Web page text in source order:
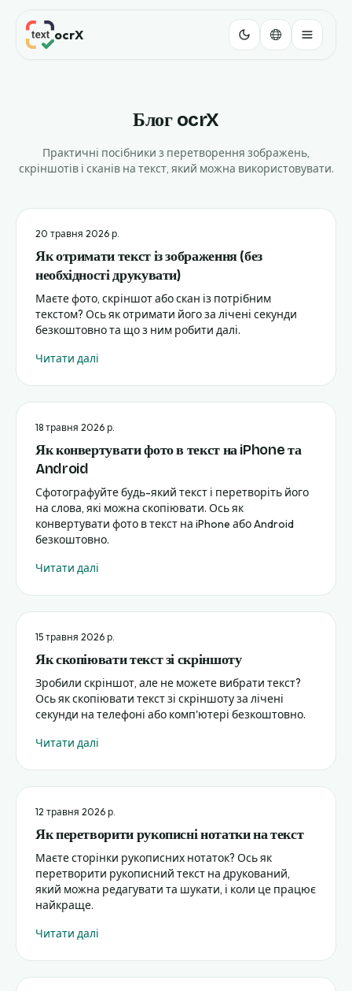
ocrX
Блог ocrX
Практичні посібники з перетворення зображень,
скріншотів і сканів на текст, який можна використовувати.
20 травня 2026 р.
Як отримати текст із зображення (без
необхідності друкувати)
Маєте фото, скріншот або скан із потрібним
текстом? Ось як отримати його за лічені секунди
безкоштовно та що з ним робити далі.
Читати далі
18 травня 2026 р.
Як конвертувати фото в текст на iPhone та
Android
Сфотографуйте будь-який текст і перетворіть його
на слова, які можна скопіювати. Ось як
конвертувати фото в текст на iPhone або Android
безкоштовно.
Читати далі
15 травня 2026 р.
Як скопіювати текст зі скріншоту
Зробили скріншот, але не можете вибрати текст?
Ось як скопіювати текст зі скріншоту за лічені
секунди на телефоні або комп'ютері безкоштовно.
Читати далі
12 травня 2026 р.
Як перетворити рукописні нотатки на текст
Маєте сторінки рукописних нотаток? Ось як
перетворити рукописний текст на друкований,
який можна редагувати та шукати, і коли це працює
найкраще.
Читати далі